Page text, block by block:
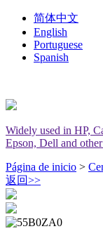
简体中文
English
Portuguese
Spanish
Widely used in HP,
Epson, Dell and
Página de inicio >
返回>>